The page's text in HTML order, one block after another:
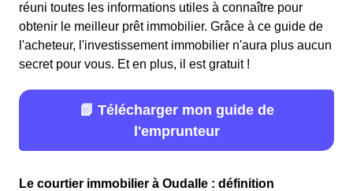
réuni toutes les informations utiles à connaître pour
obtenir le meilleur prêt immobilier. Grâce à ce guide de
l'acheteur, l'investissement immobilier n'aura plus aucun
secret pour vous. Et en plus, il est gratuit !
📗 Télécharger mon guide de
l'emprunteur
Le courtier immobilier à Oudalle : définition